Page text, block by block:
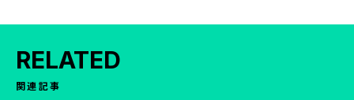
RELATED
関連記事